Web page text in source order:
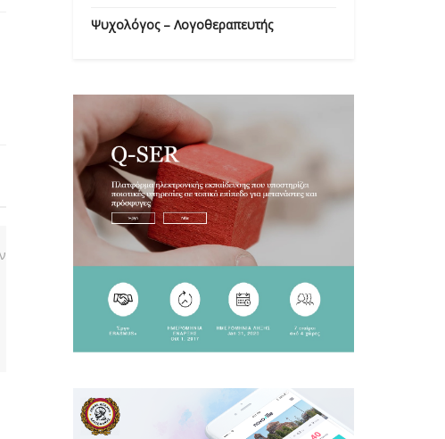
Ψυχολόγος – Λογοθεραπευτής